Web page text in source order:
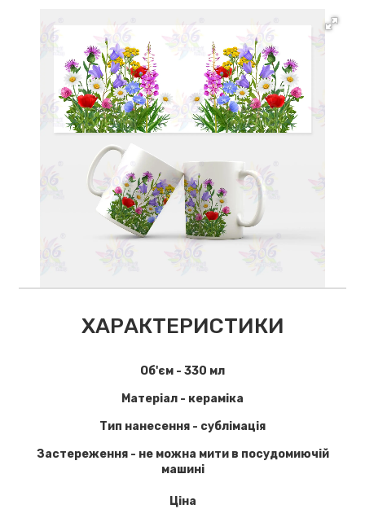
ХАРАКТЕРИСТИКИ
Об'єм - 330 мл
Матеріал - кераміка
Тип нанесення - сублімація
Застереження - не можна мити в посудомиючій
машині
Ціна